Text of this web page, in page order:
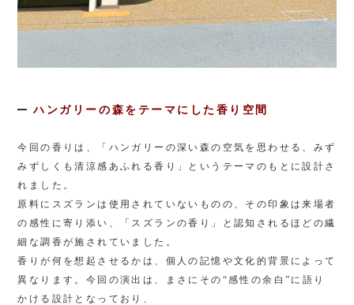
ハンガリーの森をテーマにした香り空間
今回の香りは、「ハンガリーの深い森の空気を思わせる、みず
みずしくも清涼感あふれる香り」というテーマのもとに設計さ
れました。
原料にスズランは使用されていないものの、その印象は来場者
の感性に寄り添い、「スズランの香り」と認知されるほどの繊
細な調香が施されていました。
香りが何を想起させるかは、個人の記憶や文化的背景によって
異なります。今回の演出は、まさにその“感性の余白”に語り
かける設計となっており、